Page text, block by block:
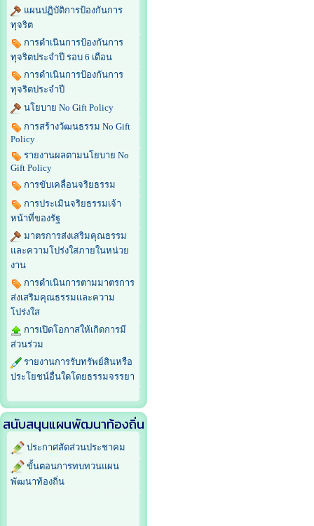
แผนปฏิบัติการป้องกันการ
ทุจริต
การดำเนินการป้องกันการ
ทุจริตประจำปี รอบ 6 เดือน
การดำเนินการป้องกันการ
ทุจริตประจำปี
นโยบาย No Gift Policy
การสร้างวัฒนธรรม No Gift
Policy
รายงานผลตามนโยบาย No
Gift Policy
การขับเคลื่อนจริยธรรม
การประเมินจริยธรรมเจ้า
หน้าที่ของรัฐ
มาตรการส่งเสริมคุณธรรม
และความโปร่งใสภายในหน่วย
งาน
การดำเนินการตามมาตรการ
ส่งเสริมคุณธรรมและความ
โปร่งใส
การเปิดโอกาสให้เกิดการมี
ส่วนร่วม
รายงานการรับทรัพย์สินหรือ
ประโยชน์อื่นใดโดยธรรมจรรยา
สนับสนุนแผนพัฒนาท้องถิ่น
ประกาศสัดส่วนประชาคม
ขั้นตอนการทบทวนแผน
พัฒนาท้องถิ่น